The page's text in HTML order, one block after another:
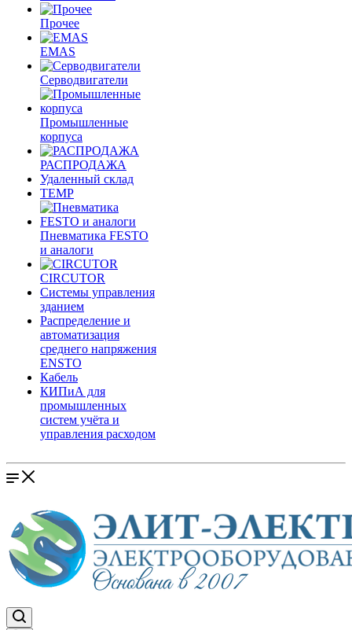
Прочее
EMAS
Cерводвигатели
Промышленные
корпуса
РАСПРОДАЖА
Удаленный склад
TEMP
Пневматика FESTO
и аналоги
CIRCUTOR
Системы управления
зданием
Распределение и
автоматизация
среднего напряжения
ENSTO
Кабель
КИПиА для
промышленных
систем учёта и
управления расходом